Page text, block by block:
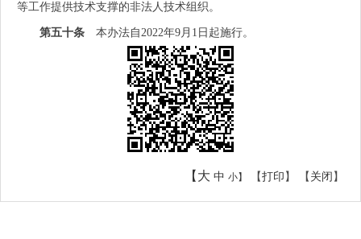
等工作提供技术支撑的非法人技术组织。
第五十条 本办法自2022年9月1日起施行。
【大 中 小】 【打印 】 【 关闭 】